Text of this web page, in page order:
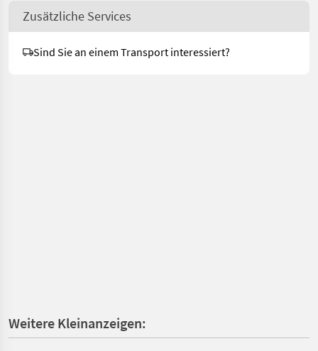
Zusätzliche Services
Sind Sie an einem Transport interessiert?
Weitere Kleinanzeigen: